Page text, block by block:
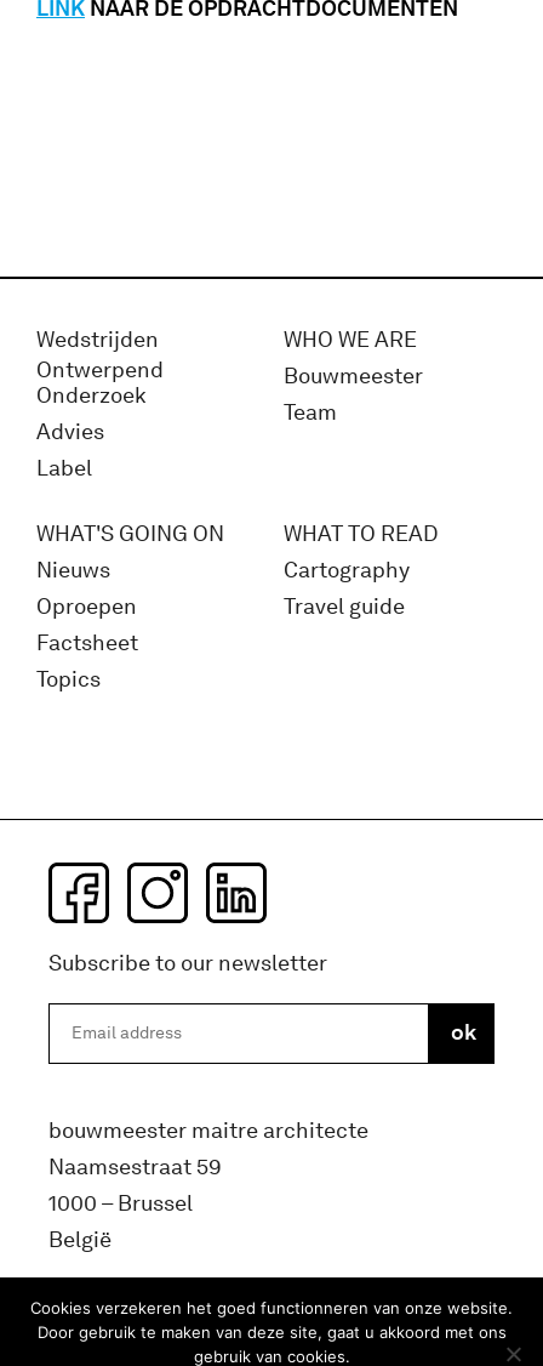
LINK NAAR DE OPDRACHTDOCUMENTEN
Wedstrijden
Ontwerpend
Onderzoek
Advies
Label
WHO WE ARE
Bouwmeester
Team
WHAT'S GOING ON
Nieuws
Oproepen
Factsheet
Topics
WHAT TO READ
Cartography
Travel guide
Subscribe to our newsletter
bouwmeester maitre architecte
Naamsestraat 59
1000 – Brussel
België
info@bma.brussels
Cookies verzekeren het goed functionneren van onze website.
Door gebruik te maken van deze site, gaat u akkoord met ons
gebruik van cookies.